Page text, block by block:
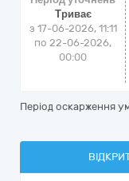
Триває
з 17-06-2026, 11:11
по 22-06-2026,
00:00
Період оскарження